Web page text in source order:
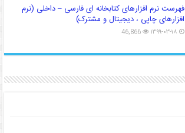
فهرست نرم افزارهای کتابخانه ای فارسی – داخلی (نرم
افزارهای چاپی ، دیجیتال و مشترک)
۱۳۹۹-۰۳-۱۸ 46,866